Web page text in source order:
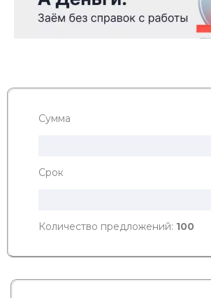
Сумма
Срок
Количество предложений: 100